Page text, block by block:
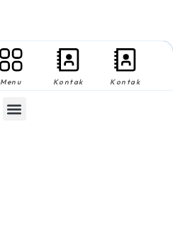
Menu Kontak Kontak